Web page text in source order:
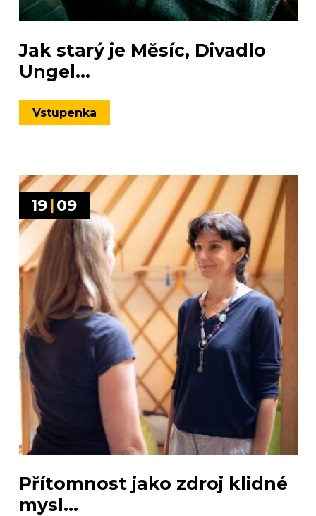
Jak starý je Měsíc, Divadlo
Ungel...
Vstupenka
19|09
Přítomnost jako zdroj klidné
mysl...